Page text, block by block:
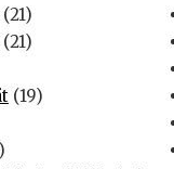
(21)
(21)
(19)